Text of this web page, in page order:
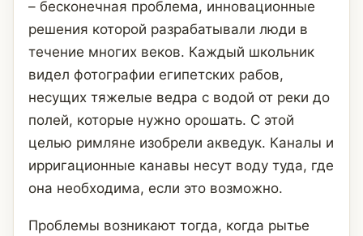
– бесконечная проблема, инновационные
решения которой разрабатывали люди в
течение многих веков. Каждый школьник
видел фотографии египетских рабов,
несущих тяжелые ведра с водой от реки до
полей, которые нужно орошать. С этой
целью римляне изобрели акведук. Каналы и
ирригационные канавы несут воду туда, где
она необходима, если это возможно.
Проблемы возникают тогда, когда рытье